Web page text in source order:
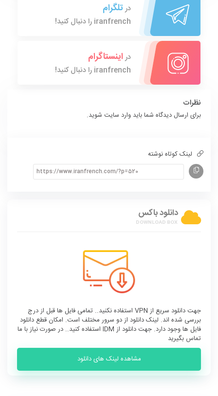
درتلگرام
iranfrench را دنبال کنید!
در اینستاگرام
iranfrench را دنبال کنید!
نظرات
برای ارسال دیدگاه شما باید وارد سایت شوید.
لینک کوتاه نوشته
دانلود باکس
جهت دانلود سریع از VPN استفاده نکنید.. تمامی فایل ها قبل از درج
بررسی شده اند. لینک دانلود از دو سرور مختلف است. امکان قطع دانلود
فایل ها وجود دارد. جهت دانلود از IDM استفاده کنید.. در صورت نیاز با ما
تماس بگیرید
مشاهده لینک های دانلود